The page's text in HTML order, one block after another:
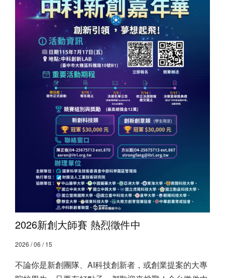
2026新創大師賽 熱烈徵件中
2026 / 06 / 15
不論你是新創團隊、AI科技創新者，或創業提案的大專